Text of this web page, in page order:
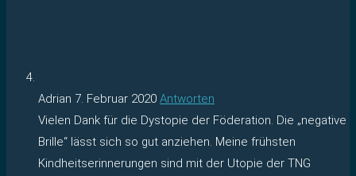
Adrian 7. Februar 2020 Antworten
Vielen Dank für die Dystopie der Föderation. Die „negative
Brille“ lässt sich so gut anziehen. Meine frühsten
Kindheitserinnerungen sind mit der Utopie der TNG